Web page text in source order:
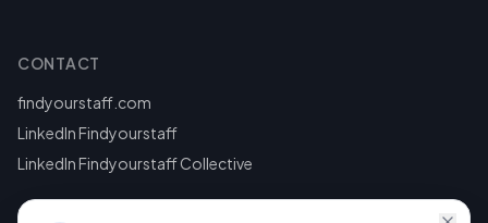
CONTACT
findyourstaff.com
LinkedIn Findyourstaff
LinkedIn Findyourstaff Collective